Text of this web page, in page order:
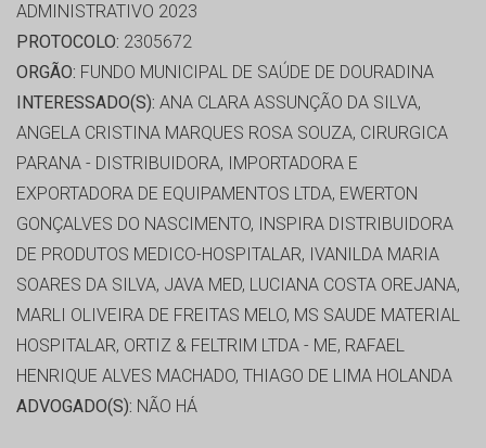
ADMINISTRATIVO 2023
PROTOCOLO: 2305672
ORGÃO: FUNDO MUNICIPAL DE SAÚDE DE DOURADINA
INTERESSADO(S): ANA CLARA ASSUNÇÃO DA SILVA,
ANGELA CRISTINA MARQUES ROSA SOUZA, CIRURGICA
PARANA - DISTRIBUIDORA, IMPORTADORA E
EXPORTADORA DE EQUIPAMENTOS LTDA, EWERTON
GONÇALVES DO NASCIMENTO, INSPIRA DISTRIBUIDORA
DE PRODUTOS MEDICO-HOSPITALAR, IVANILDA MARIA
SOARES DA SILVA, JAVA MED, LUCIANA COSTA OREJANA,
MARLI OLIVEIRA DE FREITAS MELO, MS SAUDE MATERIAL
HOSPITALAR, ORTIZ & FELTRIM LTDA - ME, RAFAEL
HENRIQUE ALVES MACHADO, THIAGO DE LIMA HOLANDA
ADVOGADO(S): NÃO HÁ